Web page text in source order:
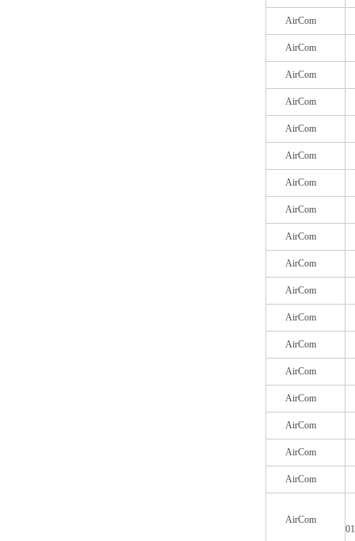
AirCom
AirCom
AirCom
AirCom
AirCom
AirCom
AirCom
AirCom
AirCom
AirCom
AirCom
AirCom
AirCom
AirCom
AirCom
AirCom
AirCom
AirCom
AirCom